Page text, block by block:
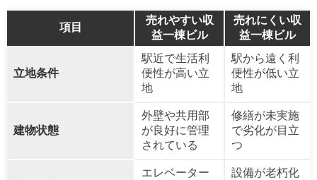
項目
売れやすい収
益一棟ビル
売れにくい収
益一棟ビル
立地条件
駅近で生活利
便性が高い立
地
駅から遠く利
便性が低い立
地
建物状態
外壁や共用部
が良好に管理
されている
修繕が未実施
で劣化が目立
つ
エレベーター
設備が老朽化